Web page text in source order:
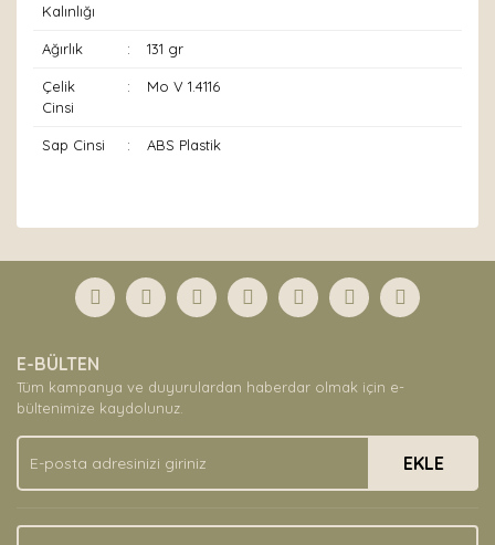
Kalınlığı
Ağırlık : 131 gr
Çelik
Cinsi
: Mo V 1.4116
Sap Cinsi : ABS Plastik
Yorum Yaz
formunu kullanarak tarafımıza iletebilirsiniz.
Görüş ve önerileriniz için teşekkür ederiz.
Ürün açıklamasında eksik bilgiler bulunuyor.
Ürün bilgilerinde hatalar bulunuyor.
Ürün fiyatı diğer sitelerden daha pahalı.
Bu ürüne benzer farklı alternatifler olmalı.
E-BÜLTEN
Tüm kampanya ve duyurulardan haberdar olmak için e-
bültenimize kaydolunuz.
EKLE